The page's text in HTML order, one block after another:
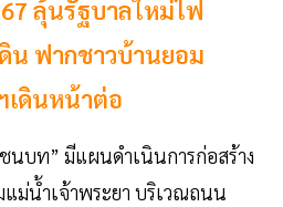
ลุ้นรัฐบาลใหม่ไฟ
น ฟากชาวบ้านยอม
เดินหน้าต่อ
นบท” มีแผนดำเนินการก่อสร้าง
แม่น้ำเจ้าพระยา บริเวณถนน